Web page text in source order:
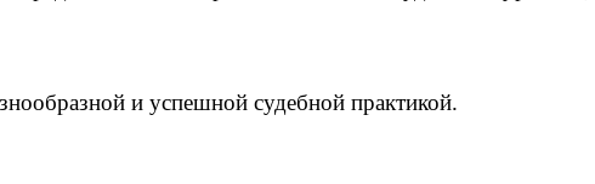
и успешной судебной практикой.